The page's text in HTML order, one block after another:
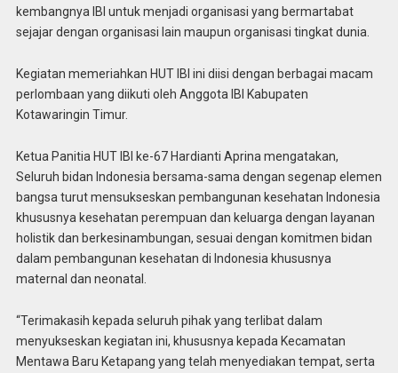
kembangnya IBI untuk menjadi organisasi yang bermartabat
sejajar dengan organisasi lain maupun organisasi tingkat dunia.
Kegiatan memeriahkan HUT IBI ini diisi dengan berbagai macam
perlombaan yang diikuti oleh Anggota IBI Kabupaten
Kotawaringin Timur.
Ketua Panitia HUT IBI ke-67 Hardianti Aprina mengatakan,
Seluruh bidan Indonesia bersama-sama dengan segenap elemen
bangsa turut mensukseskan pembangunan kesehatan Indonesia
khususnya kesehatan perempuan dan keluarga dengan layanan
holistik dan berkesinambungan, sesuai dengan komitmen bidan
dalam pembangunan kesehatan di Indonesia khususnya
maternal dan neonatal.
“Terimakasih kepada seluruh pihak yang terlibat dalam
menyukseskan kegiatan ini, khususnya kepada Kecamatan
Mentawa Baru Ketapang yang telah menyediakan tempat, serta